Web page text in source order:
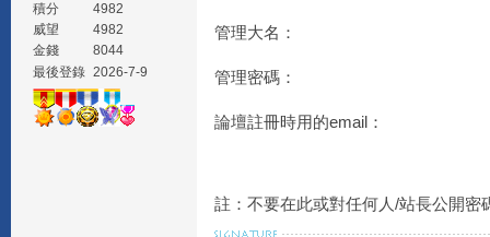
積分
4982
威望
4982
金錢
8044
最後登錄 2026-7-9
管理大名：
管理密碼：
論壇註冊時用的email：
註：不要在此或對任何人/站長公開密